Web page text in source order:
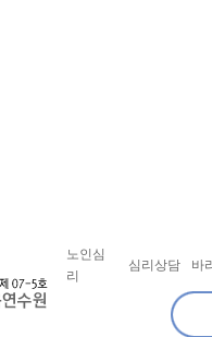
노인심
리
심리상담 바